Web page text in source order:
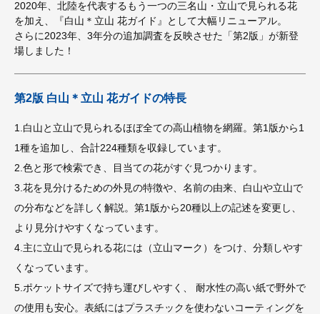
2020年、北陸を代表するもう一つの三名山・立山で見られる花
を加え、『白山＊立山 花ガイド』として大幅リニューアル。
さらに2023年、3年分の追加調査を反映させた「第2版」が新登
場しました！
第2版 白山＊立山 花ガイドの特長
1.白山と立山で見られるほぼ全ての高山植物を網羅。第1版から1
1種を追加し、合計224種類を収録しています。
2.色と形で検索でき、目当ての花がすぐ見つかります。
3.花を見分けるための外見の特徴や、名前の由来、白山や立山で
の分布などを詳しく解説。第1版から20種以上の記述を変更し、
より見分けやすくなっています。
4.主に立山で見られる花には（立山マーク）をつけ、分類しやす
くなっています。
5.ポケットサイズで持ち運びしやすく、 耐水性の高い紙で野外で
の使用も安心。表紙にはプラスチックを使わないコーティングを